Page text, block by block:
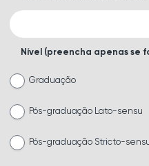
Nível (preencha apenas se
Graduação
Pós-graduação Lato-sensu
Pós-graduação Stricto-